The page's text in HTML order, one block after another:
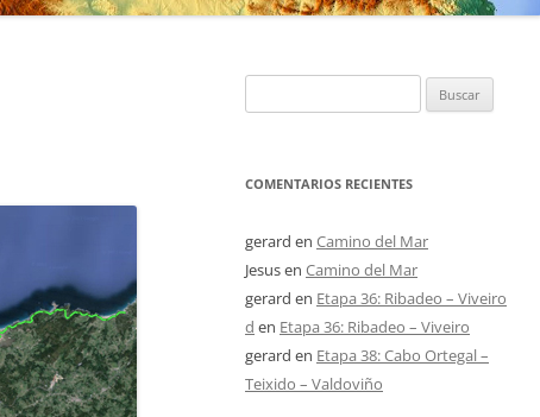
COMENTARIOS RECIENTES
gerard en Camino del Mar
Jesusen Camino del Mar
gerard en Etapa 36: Ribadeo – Viveiro
d en Etapa 36: Ribadeo – Viveiro
gerard en Etapa 38: Cabo Ortegal –
Teixido – Valdoviño